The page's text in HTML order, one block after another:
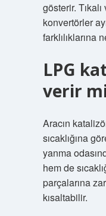
gösterir.
konvertörler
farklılıklarına
LPG
verir
Aracın
sıcaklığına
yanma
hem de
parçalarına
kısaltabilir.